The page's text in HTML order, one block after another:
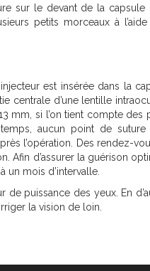
sur le devant de la capsule
petits morceaux à l’aide
est insérée dans la
centrale d’une lentille
mm, si l’on tient compte des
aucun point de suture
l’opération. Des rendez-
Afin d’assurer la guérison
mois d’intervalle.
de puissance des yeux. En
la vision de loin.